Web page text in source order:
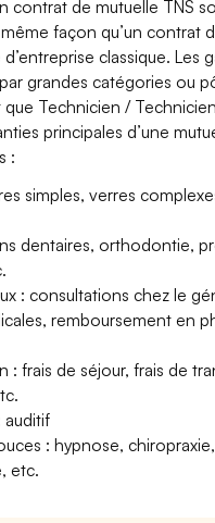
contrat de mutuelle TNS
façon qu’un contrat
classique. Les
grandes catégories ou
que Technicien /
principales d’une
:
simples, verres
dentaires, orthodontie,
: consultations chez le
remboursement en
: frais de séjour, frais de
auditif
: hypnose, chiropraxie,
etc.